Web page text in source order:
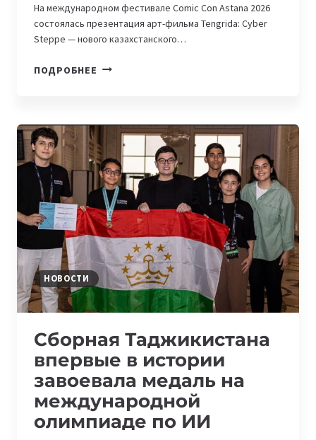
На международном фестивале Comic Con Astana 2026
состоялась презентация арт-фильма Tengrida: Cyber
Steppe — нового казахстанского…
ПОДРОБНЕЕ НА
ПРЕДСТАВИЛИ
АРТ-
ФИЛЬМ
TENGRIDA:
CYBER
STEPPE
НОВОСТИ
Сборная Таджикистана
впервые в истории
завоевала медаль на
международной
олимпиаде по ИИ